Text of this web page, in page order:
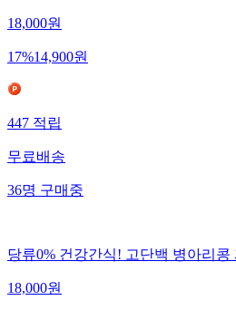
18,000원
17%14,900원
447 적립
무료배송
36명 구매중
당류0% 건강간식! 고단백 병아리콩
18,000원